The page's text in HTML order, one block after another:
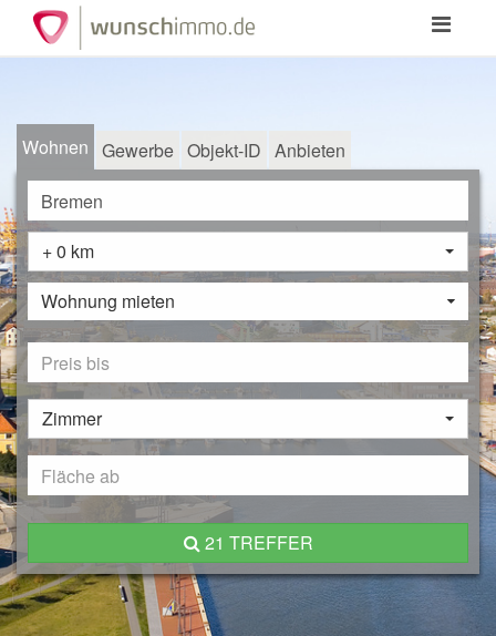
Toggle
Wohnen Gewerbe Objekt-ID Anbieten
+ 0 km
Wohnung mieten
Zimmer
21 TREFFER